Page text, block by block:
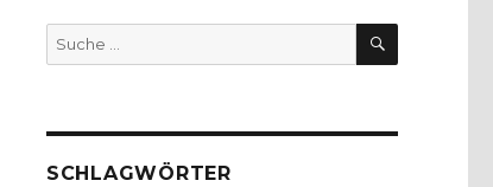
Suche
nach:
SUCHEN
SCHLAGWÖRTER